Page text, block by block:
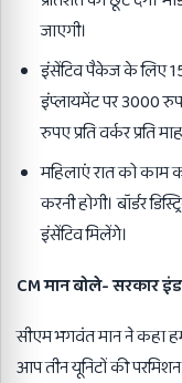
जाएगी।
इंसेंटिव पैकेज के लिए 15
इंप्लायमेंट पर 3000
रुपए प्रति वर्कर प्रति
महिलाएं रात को काम
करनी होगी। बॉर्डर
इंसेंटिव मिलेंगे।
CM मान बोले- सरकार
सीएम भगवंत मान ने कहा हम
आप तीन यूनिटों की